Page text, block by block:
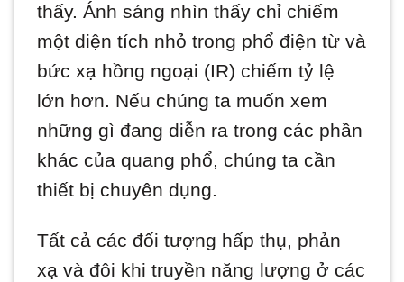
thấy. Ánh sáng nhìn thấy chỉ chiếm
một diện tích nhỏ trong phổ điện từ và
bức xạ hồng ngoại (IR) chiếm tỷ lệ
lớn hơn. Nếu chúng ta muốn xem
những gì đang diễn ra trong các phần
khác của quang phổ, chúng ta cần
thiết bị chuyên dụng.
Tất cả các đối tượng hấp thụ, phản
xạ và đôi khi truyền năng lượng ở các